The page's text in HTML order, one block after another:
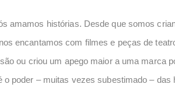
amamos histórias. Desde que somos
encantamos com filmes e peças de
ou criou um apego maior a uma marca
o poder – muitas vezes subestimado – das